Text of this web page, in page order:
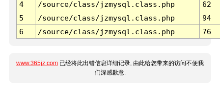
4
/source/class/jzmysql.class.php
62
5
/source/class/jzmysql.class.php
94
6
/source/class/jzmysql.class.php 76
www.365jz.com 已经将此出错信息详细记录, 由此给您带来的访问不便我
们深感歉意.